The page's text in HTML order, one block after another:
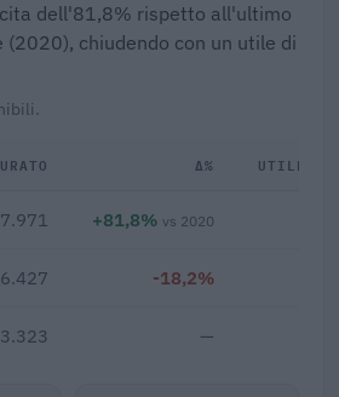
dell'81,8% rispetto all'ultimo
(2020), chiudendo con un utile di
Δ% UTILE/
+81,8% vs 2020
-18,2%
—